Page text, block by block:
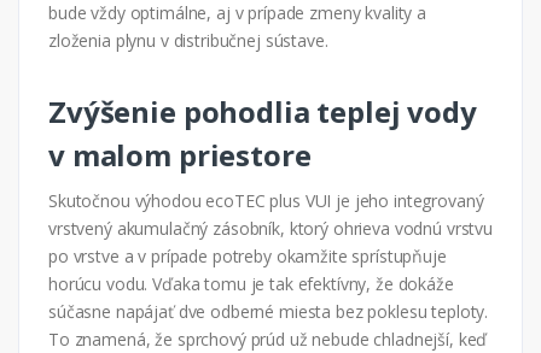
bude vždy optimálne, aj v prípade zmeny kvality a
zloženia plynu v distribučnej sústave.
Zvýšenie pohodlia teplej vody
v malom priestore
Skutočnou výhodou ecoTEC plus VUI je jeho integrovaný
vrstvený akumulačný zásobník, ktorý ohrieva vodnú vrstvu
po vrstve a v prípade potreby okamžite sprístupňuje
horúcu vodu. Vďaka tomu je tak efektívny, že dokáže
súčasne napájať dve odberné miesta bez poklesu teploty.
To znamená, že sprchový prúd už nebude chladnejší, keď